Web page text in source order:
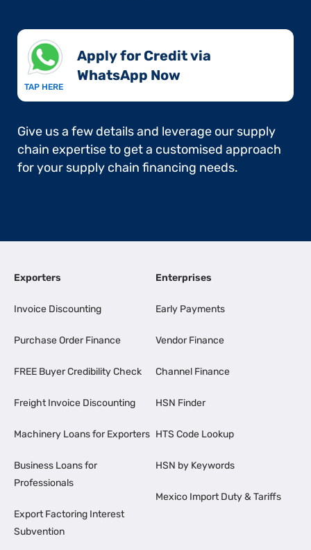
TAP HERE
Apply for Credit via
WhatsApp Now​
Give us a few details and leverage our supply
chain expertise to get a customised approach
for your supply chain financing needs.
Exporters
Invoice Discounting
Purchase Order Finance
FREE Buyer Credibility Check
Freight Invoice Discounting
Machinery Loans for Exporters
Business Loans for
Professionals
Export Factoring Interest
Subvention
Enterprises
Early Payments
Vendor Finance
Channel Finance
HSN Finder
HTS Code Lookup
HSN by Keywords
Mexico Import Duty & Tariffs